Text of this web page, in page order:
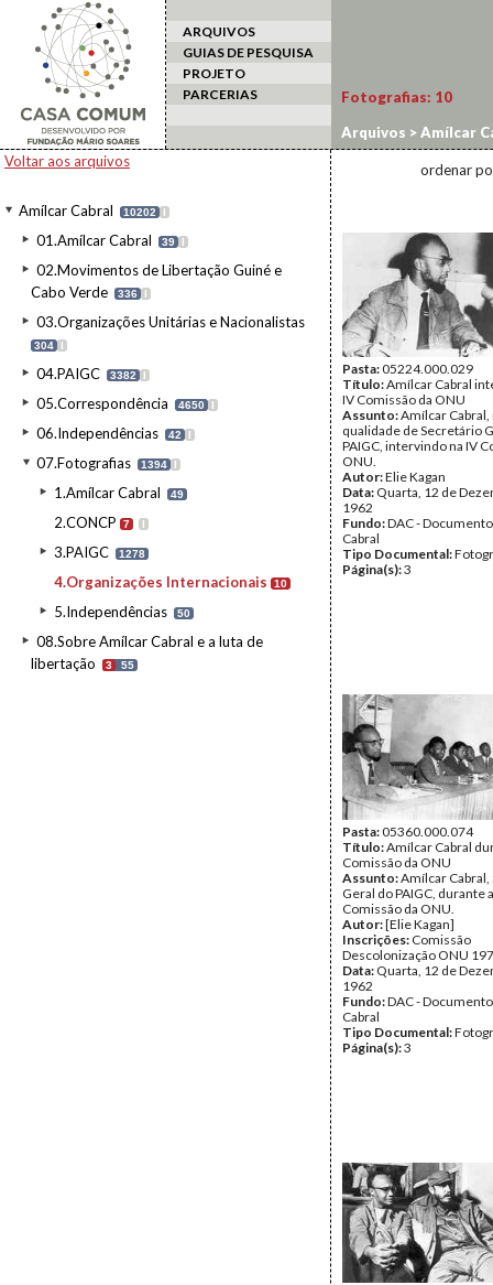
ARQUIVOS
GUIAS DE PESQUISA
PROJETO
PARCERIAS
Voltar aos arquivos
Amílcar Cabral 10202 I
01.Amílcar Cabral 39 I
02.Movimentos de Libertação Guiné e
Cabo Verde
336 I
03.Organizações Unitárias e Nacionalistas
304 I
04.PAIGC 3382 I
05.Correspondência 4650 I
06.Independências 42 I
07.Fotografias 1394 I
1.Amílcar Cabral 49
2.CONCP 7 I
3.PAIGC 1278
4.Organizações Internacionais 10
5.Independências 50
08.Sobre Amílcar Cabral e a luta de
libertação
3 55
Fotografias: 10
Arquivos >Amílcar
ordenar
Pasta:05224.000.029
Título:Amílcar Cabral
IV Comissão da ONU
Assunto:Amílcar Cabral,
qualidade de Secretário
PAIGC, intervindo na IV
ONU.
Autor:Elie Kagan
Data: Quarta, 12 de
1962
Fundo:DAC -
Cabral
Tipo Documental:
Página(s):3
Pasta:05360.000.074
Título:Amílcar Cabral
Comissão da ONU
Assunto:Amílcar
Geral do PAIGC, durante
Comissão da ONU.
Autor:[Elie Kagan]
Inscrições: Comissão
Descolonização ONU
Data: Quarta, 12 de
1962
Fundo:DAC -
Cabral
Tipo Documental:
Página(s):3